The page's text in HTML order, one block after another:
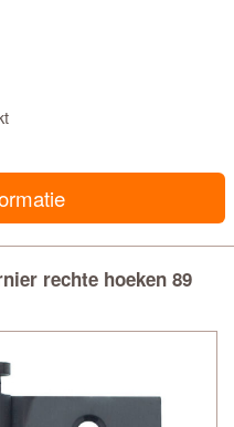
rechte hoeken 89